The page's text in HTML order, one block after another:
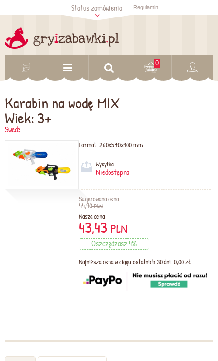
Sprawdź status
zamówienia
Status zamówienia Regulamin
0
Karabin na wodę MIX
Wiek: 3+
Swede
Format:260x570x100 mm
Wysyłka:
Niedostępna
Sugerowana cena
44,90PLN
Nasza cena
43,43 PLN
Oszczędzasz 4%
Najniższa cena w ciągu ostatnich 30 dni: 0,00 zł